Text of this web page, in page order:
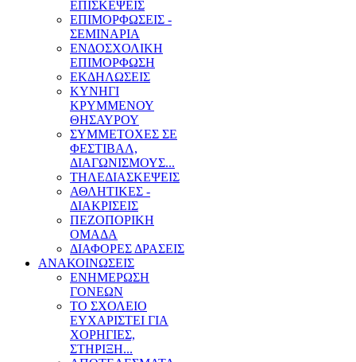
ΕΠΙΣΚΕΨΕΙΣ
ΕΠΙΜΟΡΦΩΣΕΙΣ -
ΣΕΜΙΝΑΡΙΑ
ΕΝΔΟΣΧΟΛΙΚΗ
ΕΠΙΜΟΡΦΩΣΗ
ΕΚΔΗΛΩΣΕΙΣ
ΚΥΝΗΓΙ
ΚΡΥΜΜΕΝΟΥ
ΘΗΣΑΥΡΟΥ
ΣΥΜΜΕΤΟΧΕΣ ΣΕ
ΦΕΣΤΙΒΑΛ,
ΔΙΑΓΩΝΙΣΜΟΥΣ...
ΤΗΛΕΔΙΑΣΚΕΨΕΙΣ
ΑΘΛΗΤΙΚΕΣ -
ΔΙΑΚΡΙΣΕΙΣ
ΠΕΖΟΠΟΡΙΚΗ
ΟΜΑΔΑ
ΔΙΑΦΟΡΕΣ ΔΡΑΣΕΙΣ
ΑΝΑΚΟΙΝΩΣΕΙΣ
ΕΝΗΜΕΡΩΣΗ
ΓΟΝΕΩΝ
ΤΟ ΣΧΟΛΕΙΟ
ΕΥΧΑΡΙΣΤΕΙ ΓΙΑ
ΧΟΡΗΓΙΕΣ,
ΣΤΗΡΙΞΗ...